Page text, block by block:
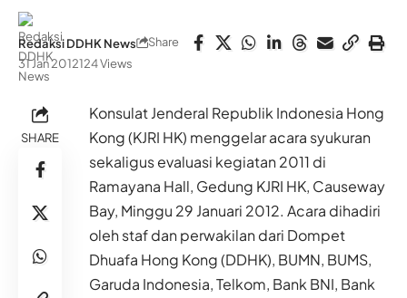
Redaksi DDHK News
31 Jan 2012124 Views
Share
SHARE
Konsulat Jenderal Republik Indonesia Hong
Kong (KJRI HK) menggelar acara syukuran
sekaligus evaluasi kegiatan 2011 di
Ramayana Hall, Gedung KJRI HK, Causeway
Bay, Minggu 29 Januari 2012. Acara dihadiri
oleh staf dan perwakilan dari Dompet
Dhuafa Hong Kong (DDHK), BUMN, BUMS,
Garuda Indonesia, Telkom, Bank BNI, Bank